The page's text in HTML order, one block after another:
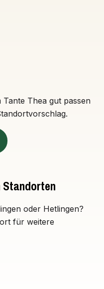
Thea gut passen
Standorten
oder Hetlingen?
für weitere